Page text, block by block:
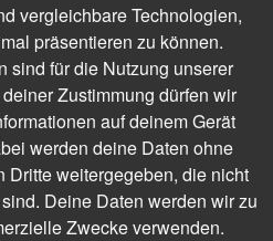
vergleichbare Technologien,
präsentieren zu können.
sind für die Nutzung unserer
Zustimmung dürfen wir
auf deinem Gerät
werden deine Daten ohne
weitergegeben, die nicht
Deine Daten werden wir zu
Zwecke verwenden.